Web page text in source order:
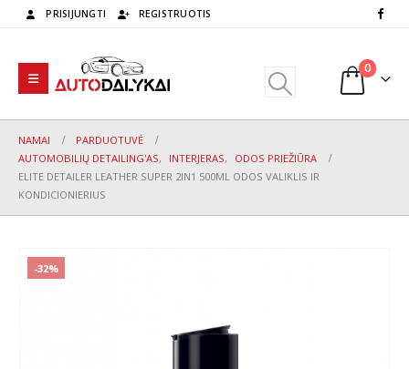
PRISIJUNGTI REGISTRUOTIS
0
NAMAI
PARDUOTUVĖ
AUTOMOBILIŲ DETAILING'AS, INTERJERAS,
ODOS PRIEŽIŪRA
ELITE DETAILER LEATHER SUPER 2IN1 500ML ODOS VALIKLIS IR
KONDICIONIERIUS
-32%